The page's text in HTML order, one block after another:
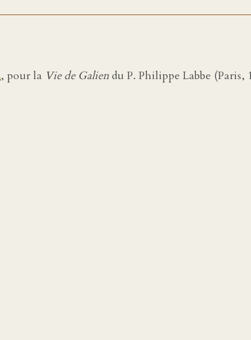
, pour la Vie de Galiendu P. Philippe Labbe (Paris,